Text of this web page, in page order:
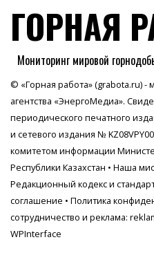
ГОРНАЯ
Мониторинг мировой
© «Горная работа» (grabota.ru)
агентства «ЭнергоМедиа».
периодического печатного
и сетевого издания №
комитетом информации
Республики Казахстан • Наша
Редакционный кодекс и
соглашение • Политика
сотрудничество и реклама:
WPInterface